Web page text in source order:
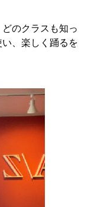
のクラスも知っ
、楽しく踊るを